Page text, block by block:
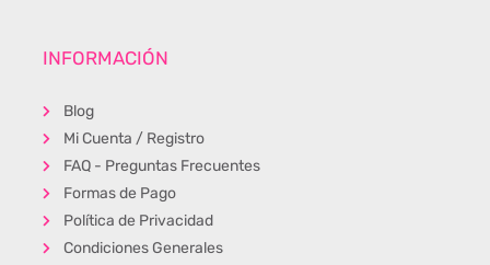
INFORMACIÓN
Blog
Mi Cuenta / Registro
FAQ - Preguntas Frecuentes
Formas de Pago
Política de Privacidad
Condiciones Generales